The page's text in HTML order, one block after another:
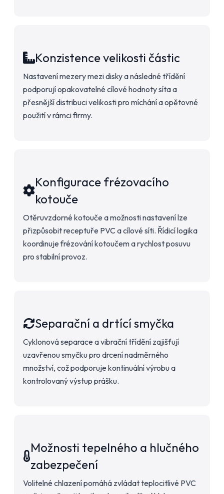
Konzistence velikosti částic
Nastavení mezery mezi disky a následné třídění
podporují opakovatelné cílové hodnoty síta a
přesnější distribuci velikosti pro míchání a opětovné
použití v rámci firmy.
Konfigurace frézovacího
kotouče
Otěruvzdorné kotouče a možnosti nastavení lze
přizpůsobit receptuře PVC a cílové síti. Řídicí logika
koordinuje frézování kotoučem a rychlost posuvu
pro stabilní provoz.
Separační a drtící smyčka
Cyklonová separace a vibrační třídění zajišťují
uzavřenou smyčku pro drcení nadměrného
množství, což podporuje kontinuální výrobu a
kontrolovaný výstup prášku.
Možnosti tepelného a hlučného
zabezpečení
Volitelné chlazení pomáhá zvládat teplocitlivé PVC